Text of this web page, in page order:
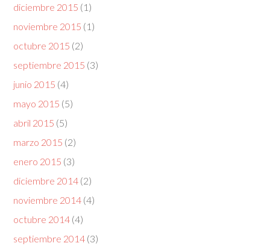
diciembre 2015 (1)
noviembre 2015 (1)
octubre 2015 (2)
septiembre 2015 (3)
junio 2015 (4)
mayo 2015 (5)
abril 2015 (5)
marzo 2015 (2)
enero 2015 (3)
diciembre 2014 (2)
noviembre 2014 (4)
octubre 2014 (4)
septiembre 2014 (3)